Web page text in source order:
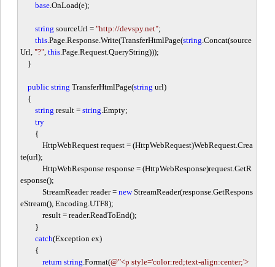
base.OnLoad(e);
string sourceUrl = "http://devspy.net";
this.Page.Response.Write(TransferHtmlPage(string.Concat(source
Url, "?", this.Page.Request.QueryString)));
}
public string TransferHtmlPage(string url)
{
string result = string.Empty;
try
{
HttpWebRequest request = (HttpWebRequest)WebRequest.Crea
te(url);
HttpWebResponse response = (HttpWebResponse)request.GetR
esponse();
StreamReader reader= newStreamReader(response.GetRespons
eStream(), Encoding.UTF8);
result = reader.ReadToEnd();
}
catch(Exception ex)
{
return string.Format(@"<p style='color:red;text-align:center;'>